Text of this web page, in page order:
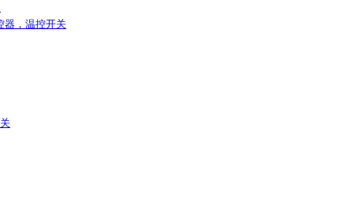
器，温控开关